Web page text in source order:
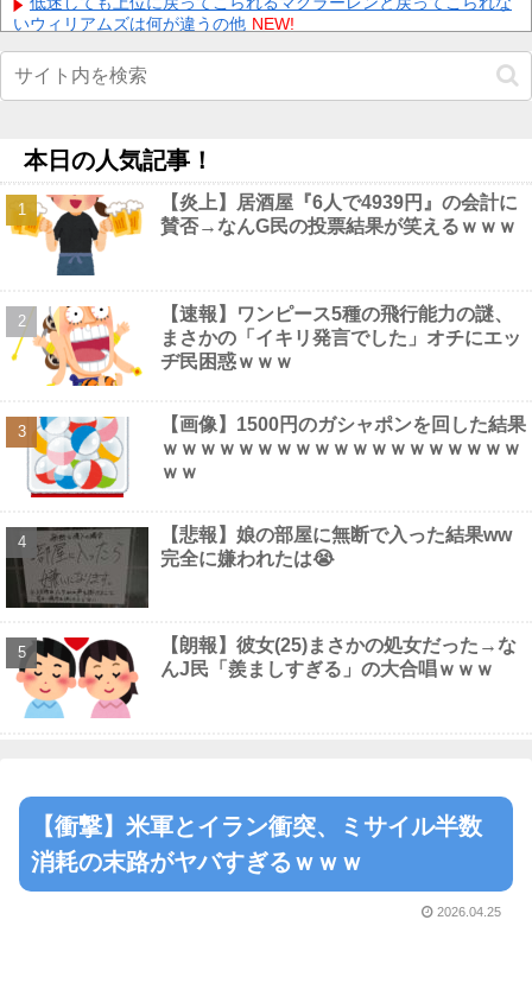
ｗｗｗ NEW!
Powered by livedoor 相互RSS
いウィリアムズは何が違うの他 NEW!
【閲覧注意】 昔のドラマのレ.●プシーン、今見るとアウトすぎ
る！
NEW!
【困惑】女性「性的暴行された」検事さん「ほんまか？」→疑っ
いに押し当ててしまう！
NEW!
【画像】国連、初の女性総長が誕生か この2人の一騎打ちにな
りそう他 NEW!
【驚愕】 55歳・大久保佳代子“現在の性欲”について衝撃告白「休
みの日とかそうだね、だいたい…」
【仮面ライダーアギト】CSG「フレイムセイバー」【プレバン受
注開始】他
NEW!
【画像】 めるる、ヒルナンデス見せたデカケツがそそる NEW!
Powered by livedoor 相互RSS
本日の人気記事！
【炎上】居酒屋『6人で4939円』の会計に
賛否→なんG民の投票結果が笑えるｗｗｗ
【速報】ワンピース5種の飛行能力の謎、
まさかの「イキリ発言でした」オチにエッ
ヂ民困惑ｗｗｗ
【画像】1500円のガシャポンを回した結果
ｗｗｗｗｗｗｗｗｗｗｗｗｗｗｗｗｗｗｗ
ｗｗ
【悲報】娘の部屋に無断で入った結果ww
完全に嫌われたは😭
【朗報】彼女(25)まさかの処女だった→な
んJ民「羨ましすぎる」の大合唱ｗｗｗ
【衝撃】米軍とイラン衝突、ミサイル半数
消耗の末路がヤバすぎるｗｗｗ
2026.04.25